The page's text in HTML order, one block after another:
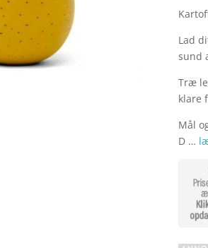
er
Lad
sund
Træ
klare
Mål
D …